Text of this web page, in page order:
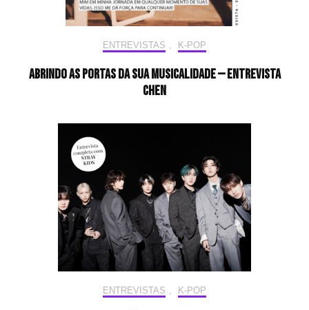
ENTREVISTAS K-POP
Abrindo as portas da sua musicalidade — Entrevista
CHEN
ENTREVISTAS K-POP